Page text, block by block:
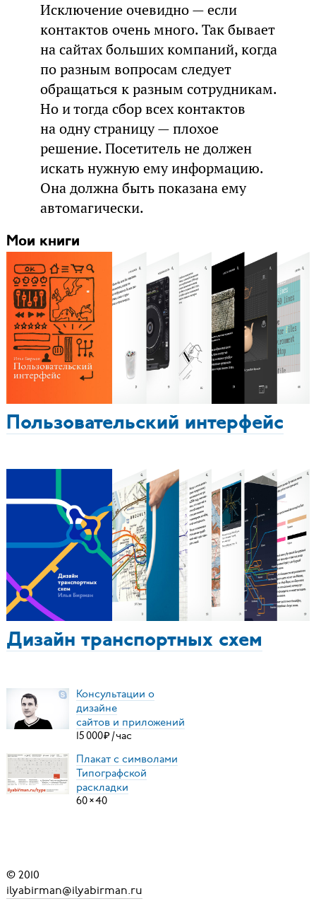
Исключение очевидно — если
контактов очень много. Так бывает
на сайтах больших компаний, когда
по разным вопросам следует
обращаться к разным сотрудникам.
Но и тогда сбор всех контактов
на одну страницу — плохое
решение. Посетитель не должен
искать нужную ему информацию.
Она должна быть показана ему
автомагически.
Мои книги
Пользовательский интерфейс
Дизайн транспортных схем
Консультации о
дизайне
сайтов и приложений
15000₽ /час
Плакат с символами
Типографской
раскладки
60×40
© 2010
ilyabirman@ilyabirman.ru